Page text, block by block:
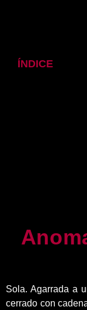
ÍNDICE
Sola. Agarrada a
cerrado con